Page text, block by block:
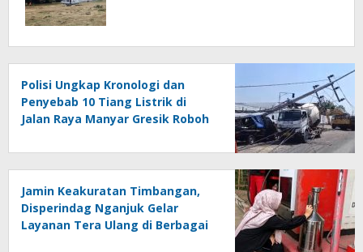
Polisi Ungkap Kronologi dan
Penyebab 10 Tiang Listrik di
Jalan Raya Manyar Gresik Roboh
Jamin Keakuratan Timbangan,
Disperindag Nganjuk Gelar
Layanan Tera Ulang di Berbagai